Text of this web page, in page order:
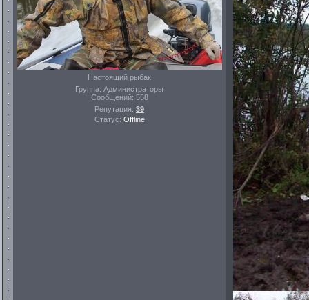
Настоящий рыбак
Группа: Администраторы
Сообщений: 558
Репутация: 39
Статус: Offline